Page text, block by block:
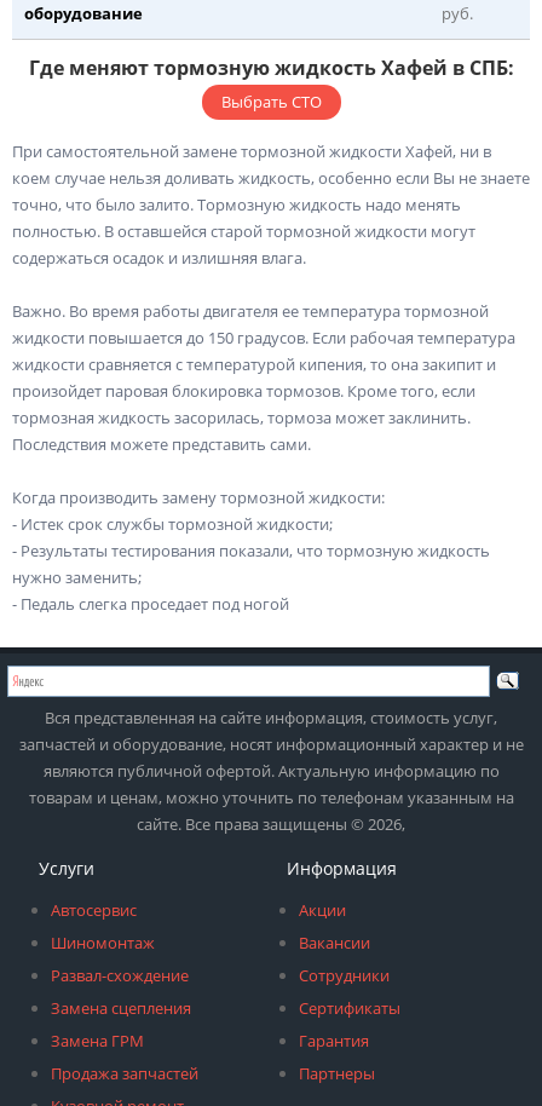
оборудование
руб.
Где меняют тормозную жидкость Хафей в СПБ:
Выбрать СТО
При самостоятельной замене тормозной жидкости Хафей, ни в
коем случае нельзя доливать жидкость, особенно если Вы не знаете
точно, что было залито. Тормозную жидкость надо менять
полностью. В оставшейся старой тормозной жидкости могут
содержаться осадок и излишняя влага.
Важно. Во время работы двигателя ее температура тормозной
жидкости повышается до 150 градусов. Если рабочая температура
жидкости сравняется с температурой кипения, то она закипит и
произойдет паровая блокировка тормозов. Кроме того, если
тормозная жидкость засорилась, тормоза может заклинить.
Последствия можете представить сами.
Когда производить замену тормозной жидкости:
- Истек срок службы тормозной жидкости;
- Результаты тестирования показали, что тормозную жидкость
нужно заменить;
- Педаль слегка проседает под ногой
Вся представленная на сайте информация, стоимость услуг,
запчастей и оборудование, носят информационный характер и не
являются публичной офертой. Актуальную информацию по
товарам и ценам, можно уточнить по телефонам указанным на
сайте. Все права защищены © 2026,
Услуги
Автосервис
Шиномонтаж
Развал-схождение
Замена сцепления
Замена ГРМ
Продажа запчастей
Информация
Акции
Вакансии
Сотрудники
Сертификаты
Гарантия
Партнеры